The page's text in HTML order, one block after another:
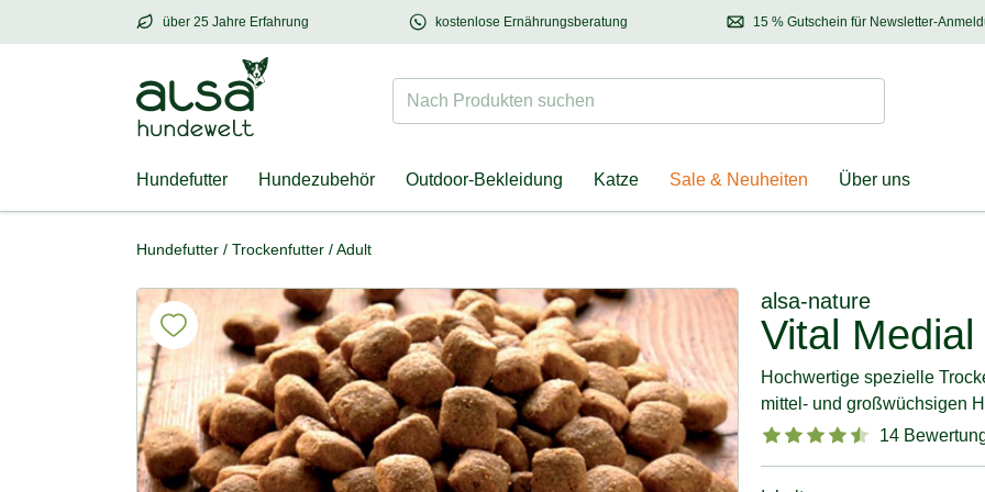
über 25 Jahre Erfahrung
über25 Jahre Erfahrung – mit Herz für Hund & Halter 15 % Gutschein für Newsletter-
Entdecken Sie
kostenlose Ernährungsberatung
Kontaktieren Sie unsere
Ernährungsberatung:
Nach Produkten suchen Suchen
Hundefutter Hundezubehör Outdoor-Bekleidung Katze Sale & Neuheiten Über uns
Hundefutter / Trockenfutter /Adult
alsa-nature
Vital
Hochwertige spezielle
mittel- und großwüchsigen
14